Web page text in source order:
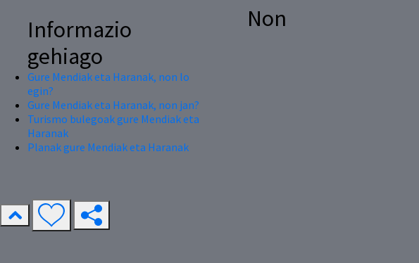
Informazio
gehiago
Gure Mendiak eta Haranak, non lo
egin?
Gure Mendiak eta Haranak, non jan?
Turismo bulegoak gure Mendiak eta
Haranak
Planak gure Mendiak eta Haranak
Non